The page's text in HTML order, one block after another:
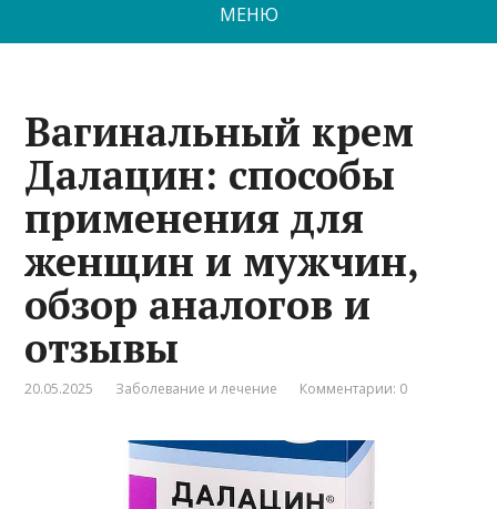
МЕНЮ
Вагинальный крем
Далацин: способы
применения для
женщин и мужчин,
обзор аналогов и
отзывы
20.05.2025 Заболевание и лечение Комментарии: 0